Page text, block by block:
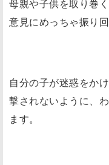
母親や子供を取り巻
意見にめっちゃ振り
自分の子が迷惑をか
撃されないように、
ます。